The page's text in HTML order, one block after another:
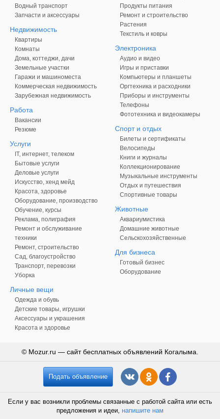
Водный транспорт
Запчасти и аксессуары
Недвижимость
Квартиры
Комнаты
Дома, коттеджи, дачи
Земельные участки
Гаражи и машиноместа
Коммерческая недвижимость
Зарубежная недвижимость
Работа
Вакансии
Резюме
Услуги
IT, интернет, телеком
Бытовые услуги
Деловые услуги
Искусство, хенд мейд
Красота, здоровье
Оборудование, производство
Обучение, курсы
Реклама, полиграфия
Ремонт и обслуживание
техники
Ремонт, строительство
Сад, благоустройство
Транспорт, перевозки
Уборка
Личные вещи
Одежда и обувь
Детские товары, игрушки
Аксессуары и украшения
Красота и здоровье
Продукты питания
Ремонт и строительство
Растения
Текстиль и ковры
Электроника
Аудио и видео
Игры и приставки
Компьютеры и планшеты
Оргтехника и расходники
Приборы и инструменты
Телефоны
Фототехника и видеокамеры
Спорт и отдых
Билеты и сертификаты
Велосипеды
Книги и журналы
Коллекционирование
Музыкальные инструменты
Отдых и путешествия
Спортивные товары
Животные
Аквариумистика
Домашние животные
Сельскохозяйственные
Для бизнеса
Готовый бизнес
Оборудование
© Mozur.ru — сайт бесплатных объявлений Когалыма.
Подать объявление
Если у вас возникли проблемы связанные с работой сайта или есть
предложения и идеи, напишите нам